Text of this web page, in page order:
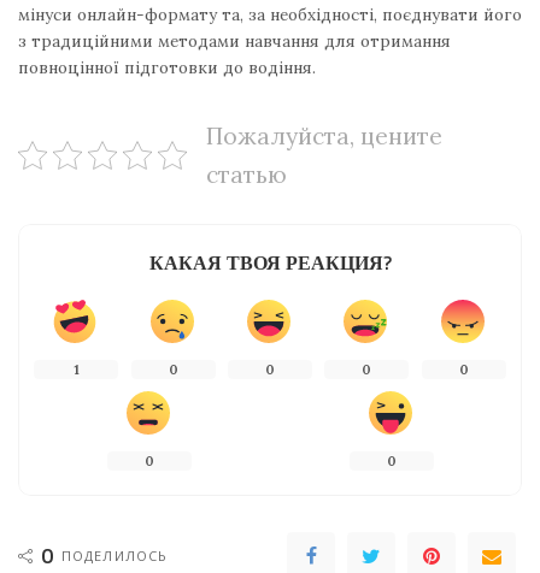
мінуси онлайн-формату та, за необхідності, поєднувати його
з традиційними методами навчання для отримання
повноцінної підготовки до водіння.
Пожалуйста, цените
статью
КАКАЯ ТВОЯ РЕАКЦИЯ?
1 0 0 0 0
0 0
0 ПОДЕЛИЛОСЬ